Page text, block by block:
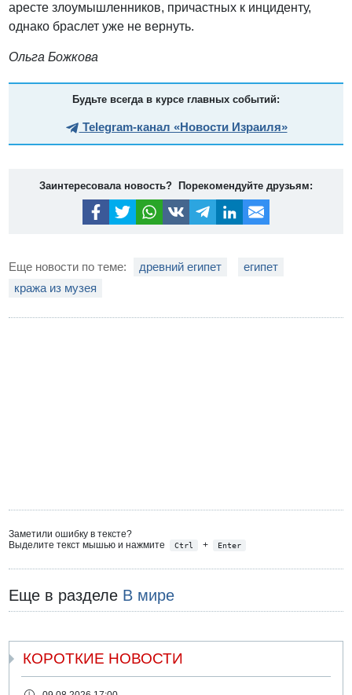
аресте злоумышленников, причастных к инциденту,
однако браслет уже не вернуть.
Ольга Божкова
Будьте всегда в курсе главных событий:
Telegram-канал «Новости Израиля»
Заинтересовала новость? Порекомендуйте друзьям:
Еще новости по теме: древний египет
египет
кража из музея
Заметили ошибку в тексте?
Выделите текст мышью и нажмите
Ctrl + Enter
Еще в разделе В мире
КОРОТКИЕ НОВОСТИ